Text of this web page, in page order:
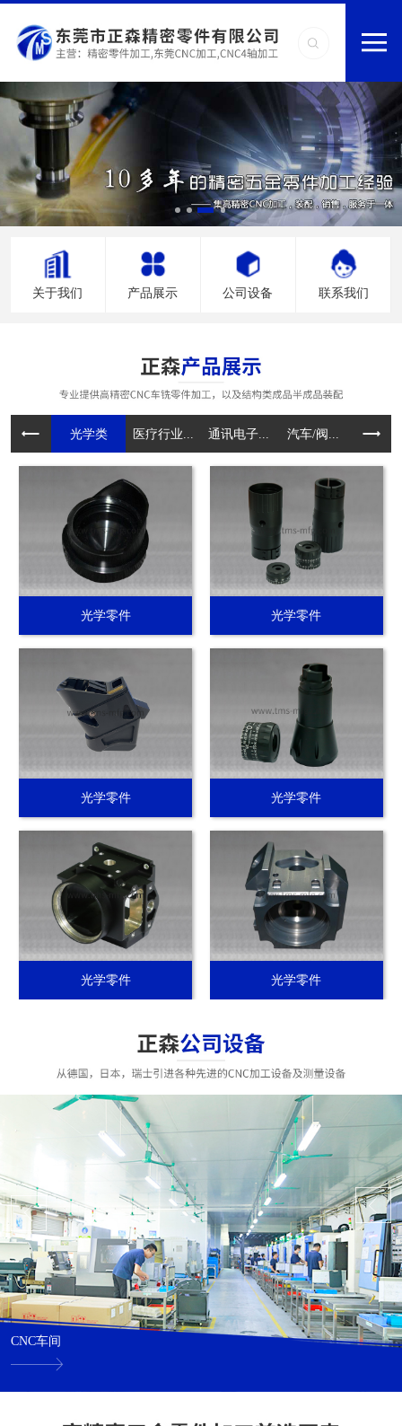
关于我们 产品展示 公司设备 联系我们
光学类 医疗行业... 通讯电子... 汽车/阀... 电动工
光学零件 光学零件
光学零件 光学零件
光学零件 光学零件
CNC车间